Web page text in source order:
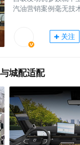
汽油营销案例毫无技
关注
城配适配